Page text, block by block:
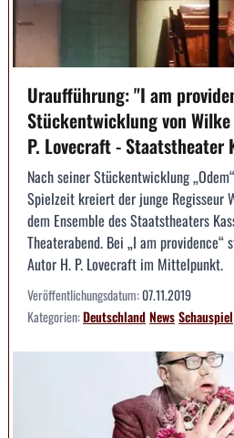
Uraufführung: "I am
Stückentwicklung von Wilke
P. Lovecraft - Staatstheater
Nach seiner Stückentwicklung
Spielzeit kreiert der junge Regisseur
dem Ensemble des Staatstheaters
Theaterabend. Bei „I am
Autor H. P. Lovecraft im Mittelpunkt.
Veröffentlichungsdatum:07.11.2019
Kategorien:DeutschlandNewsSchauspiel